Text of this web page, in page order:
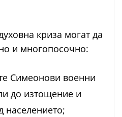
криза могат да
и многопосочно:
Симеонови военни
до изтощение и
населението;